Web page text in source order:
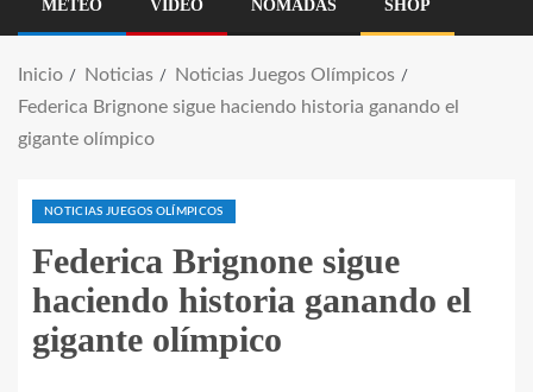
METEO VÍDEO NÓMADAS SHOP
Inicio Noticias
Noticias Juegos Olímpicos
Federica Brignone sigue haciendo historia ganando el
gigante olímpico
NOTICIAS JUEGOS OLÍMPICOS
Federica Brignone sigue
haciendo historia ganando el
gigante olímpico